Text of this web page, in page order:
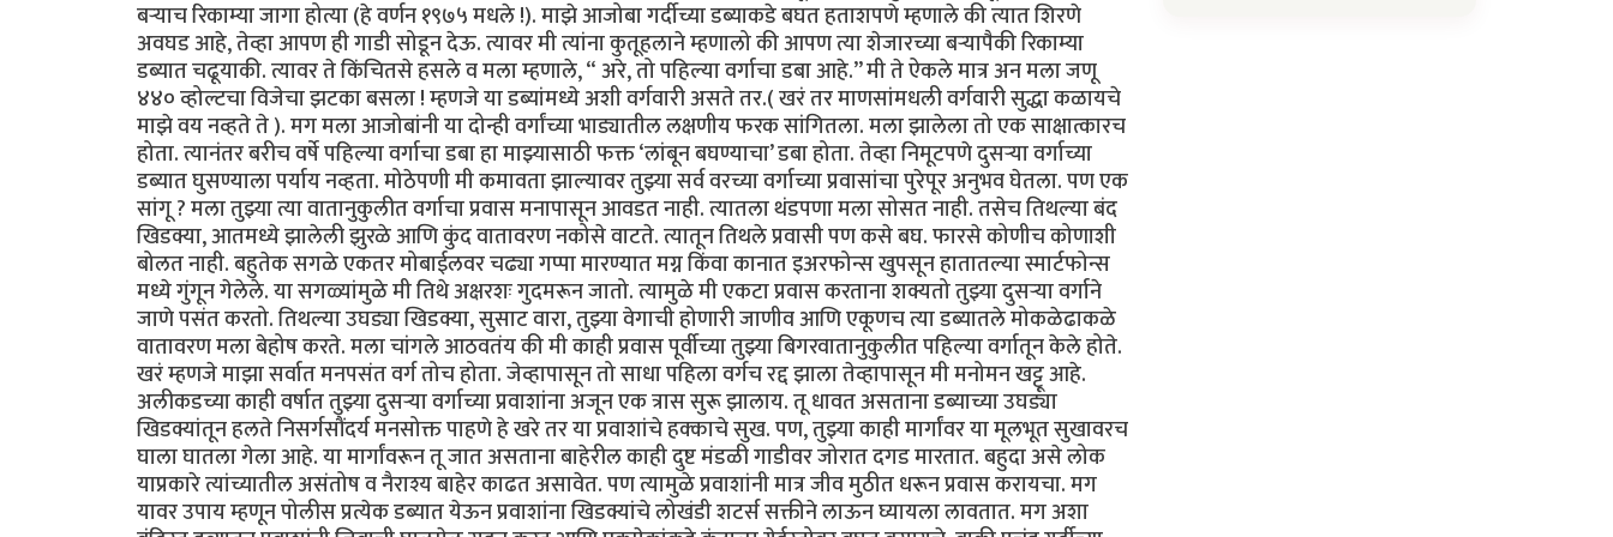
बऱ्याच रिकाम्या जागा होत्या (हे वर्णन १९७५ मधले !). माझे आजोबा गर्दीच्या डब्याकडे बघत हताशपणे म्हणाले की त्यात शिरणे
अवघड आहे, तेव्हा आपण ही गाडी सोडून देऊ. त्यावर मी त्यांना कुतूहलाने म्हणालो की आपण त्या शेजारच्या बऱ्यापैकी रिकाम्या
डब्यात चढूयाकी. त्यावर ते किंचितसे हसले व मला म्हणाले, “ अरे, तो पहिल्या वर्गाचा डबा आहे.’’ मी ते ऐकले मात्र अन मला जणू
४४० व्होल्टचा विजेचा झटका बसला ! म्हणजे या डब्यांमध्ये अशी वर्गवारी असते तर.( खरं तर माणसांमधली वर्गवारी सुद्धा कळायचे
माझे वय नव्हते ते ). मग मला आजोबांनी या दोन्ही वर्गांच्या भाड्यातील लक्षणीय फरक सांगितला. मला झालेला तो एक साक्षात्कारच
होता. त्यानंतर बरीच वर्षे पहिल्या वर्गाचा डबा हा माझ्यासाठी फक्त ‘लांबून बघण्याचा’ डबा होता. तेव्हा निमूटपणे दुसऱ्या वर्गाच्या
डब्यात घुसण्याला पर्याय नव्हता. मोठेपणी मी कमावता झाल्यावर तुझ्या सर्व वरच्या वर्गाच्या प्रवासांचा पुरेपूर अनुभव घेतला. पण एक
सांगू ? मला तुझ्या त्या वातानुकुलीत वर्गाचा प्रवास मनापासून आवडत नाही. त्यातला थंडपणा मला सोसत नाही. तसेच तिथल्या बंद
खिडक्या, आतमध्ये झालेली झुरळे आणि कुंद वातावरण नकोसे वाटते. त्यातून तिथले प्रवासी पण कसे बघ. फारसे कोणीच कोणाशी
बोलत नाही. बहुतेक सगळे एकतर मोबाईलवर चढ्या गप्पा मारण्यात मग्न किंवा कानात इअरफोन्स खुपसून हातातल्या स्मार्टफोन्स
मध्ये गुंगून गेलेले. या सगळ्यांमुळे मी तिथे अक्षरशः गुदमरून जातो. त्यामुळे मी एकटा प्रवास करताना शक्यतो तुझ्या दुसऱ्या वर्गाने
जाणे पसंत करतो. तिथल्या उघड्या खिडक्या, सुसाट वारा, तुझ्या वेगाची होणारी जाणीव आणि एकूणच त्या डब्यातले मोकळेढाकळे
वातावरण मला बेहोष करते. मला चांगले आठवतंय की मी काही प्रवास पूर्वीच्या तुझ्या बिगरवातानुकुलीत पहिल्या वर्गातून केले होते.
खरं म्हणजे माझा सर्वात मनपसंत वर्ग तोच होता. जेव्हापासून तो साधा पहिला वर्गच रद्द झाला तेव्हापासून मी मनोमन खट्टू आहे.
अलीकडच्या काही वर्षात तुझ्या दुसऱ्या वर्गाच्या प्रवाशांना अजून एक त्रास सुरू झालाय. तू धावत असताना डब्याच्या उघड्या
खिडक्यांतून हलते निसर्गसौंदर्य मनसोक्त पाहणे हे खरे तर या प्रवाशांचे हक्काचे सुख. पण, तुझ्या काही मार्गांवर या मूलभूत सुखावरच
घाला घातला गेला आहे. या मार्गांवरून तू जात असताना बाहेरील काही दुष्ट मंडळी गाडीवर जोरात दगड मारतात. बहुदा असे लोक
याप्रकारे त्यांच्यातील असंतोष व नैराश्य बाहेर काढत असावेत. पण त्यामुळे प्रवाशांनी मात्र जीव मुठीत धरून प्रवास करायचा. मग
यावर उपाय म्हणून पोलीस प्रत्येक डब्यात येऊन प्रवाशांना खिडक्यांचे लोखंडी शटर्स सक्तीने लाऊन घ्यायला लावतात. मग अशा